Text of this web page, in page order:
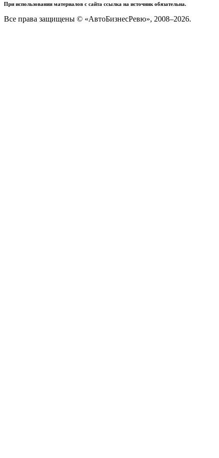
При использовании материалов с сайта ссылка на источник обязательна.
Все права защищены © «АвтоБизнесРевю», 2008–2026.